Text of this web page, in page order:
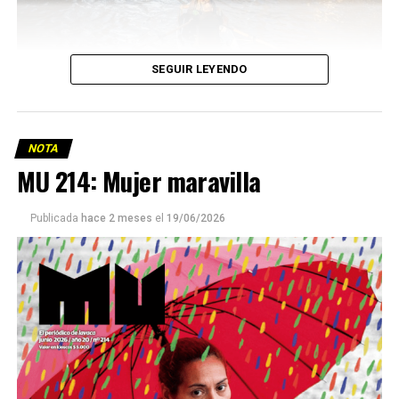
Este número 215 de MU ☝️viene con doble tapa, que
podría ser una frase:
Sin chamuyo, a remarla.
SEGUIR LEYENDO
NOTA
MU 214: Mujer maravilla
Publicada hace 2 meses el 19/06/2026